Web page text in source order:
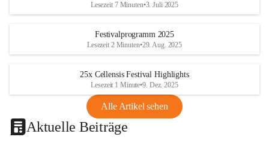
Lesezeit 7 Minuten•3. Juli 2025
Festivalprogramm 2025
Lesezeit 2 Minuten•29. Aug. 2025
25x Cellensis Festival Highlights
Lesezeit 1 Minute•9. Dez. 2025
Alle Artikel sehen
Aktuelle Beiträge